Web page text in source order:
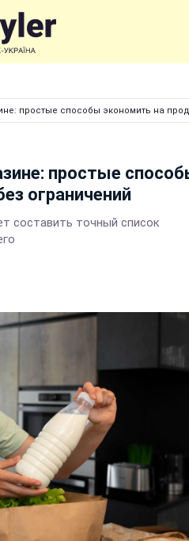
простые способы экономить на
простые
ограничений
составить точный список